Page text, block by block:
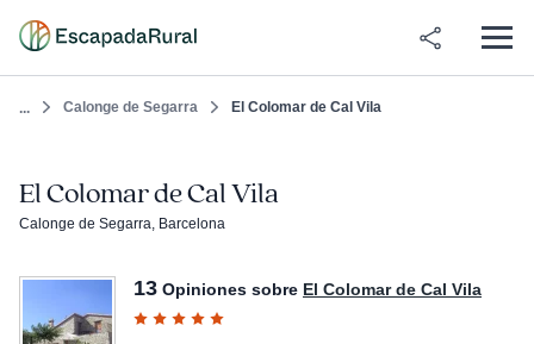
... Calonge de Segarra El Colomar de Cal Vila
El Colomar de Cal Vila
Calonge de Segarra, Barcelona
13 Opiniones sobre El Colomar de Cal Vila